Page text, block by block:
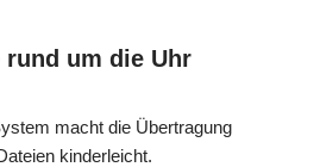
rund um die Uhr
macht die Übertragung
kinderleicht.